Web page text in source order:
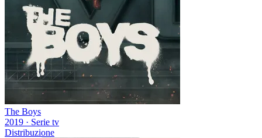
The Boys
2019 · Serie tv
Distribuzione